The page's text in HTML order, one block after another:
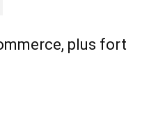
plus fort